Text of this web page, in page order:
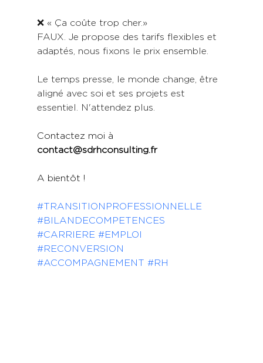
❌ « Ça coûte trop cher.»
FAUX. Je propose des tarifs flexibles et
adaptés, nous fixons le prix ensemble.
Le temps presse, le monde change, être
aligné avec soi et ses projets est
essentiel. N'attendez plus.
Contactez moi à
contact@sdrhconsulting.fr
A bientôt !
#TRANSITIONPROFESSIONNELLE
#BILANDECOMPETENCES
#CARRIERE #EMPLOI
#RECONVERSION
#ACCOMPAGNEMENT #RH